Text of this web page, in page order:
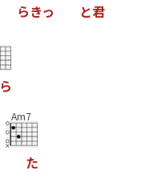
らきっ と君
ら
Am7
た